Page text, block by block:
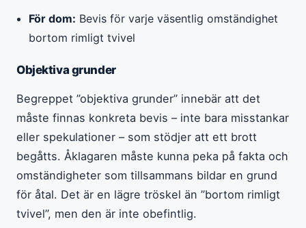
För dom: Bevis för varje väsentlig omständighet
bortom rimligt tvivel
Objektiva grunder
Begreppet ”objektiva grunder” innebär att det
måste finnas konkreta bevis – inte bara misstankar
eller spekulationer – som stödjer att ett brott
begåtts. Åklagaren måste kunna peka på fakta och
omständigheter som tillsammans bildar en grund
för åtal. Det är en lägre tröskel än ”bortom rimligt
tvivel”, men den är inte obefintlig.